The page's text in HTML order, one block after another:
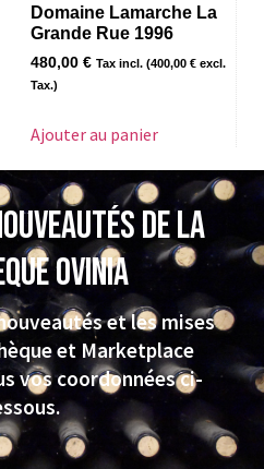
Domaine Lamarche La
Grande Rue 1996
480,00 € Tax incl. (400,00 € excl.
Tax.)
Ajouter au panier
de la
Ovinia
et les mises
et Marketplace
vos coordonnées ci-